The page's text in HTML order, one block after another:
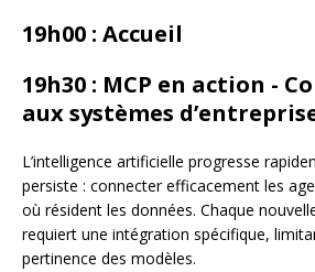
19h00 : Accueil
19h30 : MCP en action -
aux systèmes
L’intelligence artificielle progresse
persiste : connecter efficacement les
où résident les données. Chaque
requiert une intégration spécifique,
pertinence des modèles.